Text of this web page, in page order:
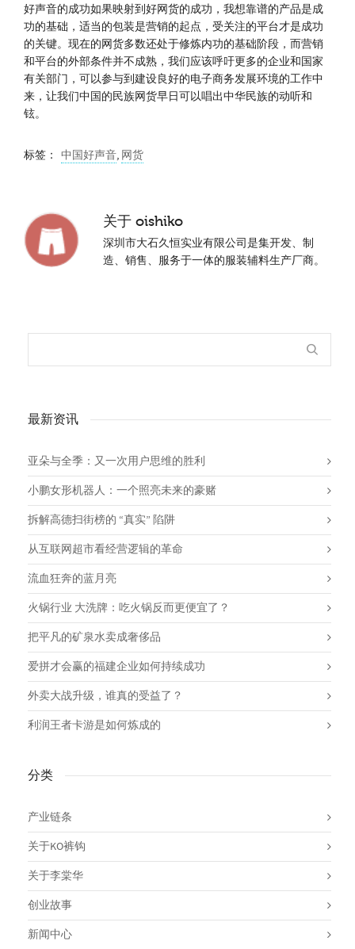
好声音的成功如果映射到好网货的成功，我想靠谱的产品是成
功的基础，适当的包装是营销的起点，受关注的平台才是成功
的关键。现在的网货多数还处于修炼内功的基础阶段，而营销
和平台的外部条件并不成熟，我们应该呼吁更多的企业和国家
有关部门，可以参与到建设良好的电子商务发展环境的工作中
来，让我们中国的民族网货早日可以唱出中华民族的动听和
铉。
标签： 中国好声音, 网货
关于 oishiko
深圳市大石久恒实业有限公司是集开发、制
造、销售、服务于一体的服装辅料生产厂商。
最新资讯
亚朵与全季：又一次用户思维的胜利
小鹏女形机器人：一个照亮未来的豪赌
拆解高德扫街榜的 “真实” 陷阱
从互联网超市看经营逻辑的革命
流血狂奔的蓝月亮
火锅行业 大洗牌：吃火锅反而更便宜了？
把平凡的矿泉水卖成奢侈品
爱拼才会赢的福建企业如何持续成功
外卖大战升级，谁真的受益了？
利润王者卡游是如何炼成的
分类
产业链条
关于KO裤钩
关于李棠华
创业故事
新闻中心